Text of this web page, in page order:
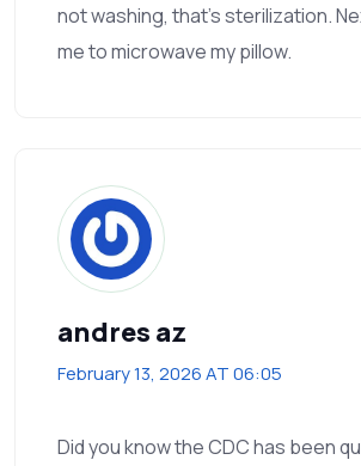
not washing, that's sterilization.
me to microwave my pillow.
andres az
February 13, 2026 AT 06:05
Did you know the CDC has been